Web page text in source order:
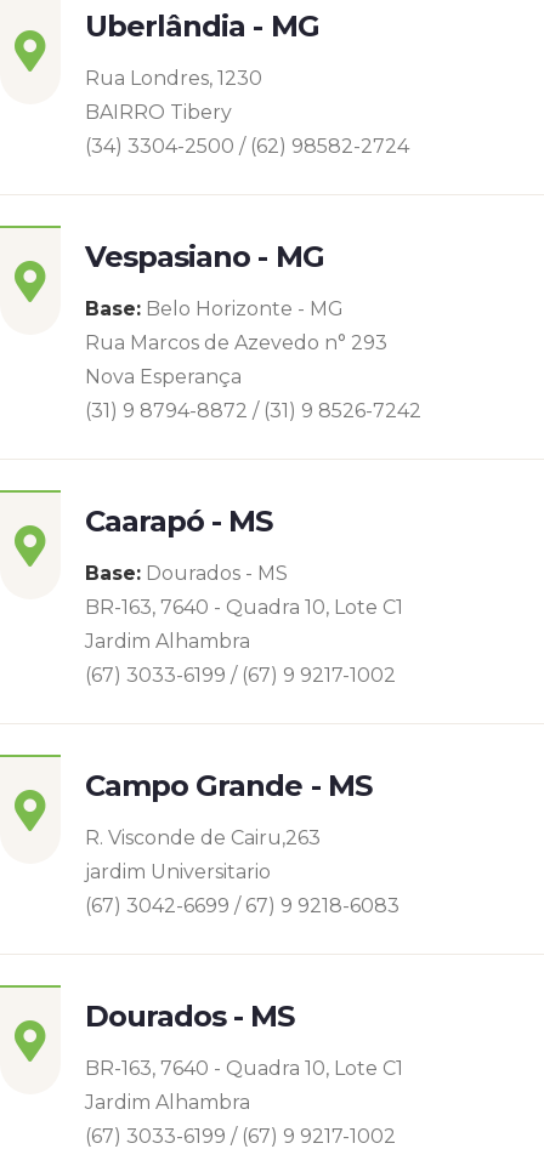
Uberlândia - MG
Rua Londres, 1230
BAIRRO Tibery
(34) 3304-2500 / (62) 98582-2724
Vespasiano - MG
Base: Belo Horizonte - MG
Rua Marcos de Azevedo n° 293
Nova Esperança
(31) 9 8794-8872 / (31) 9 8526-7242
Caarapó - MS
Base: Dourados - MS
BR-163, 7640 - Quadra 10, Lote C1
Jardim Alhambra
(67) 3033-6199 / (67) 9 9217-1002
Campo Grande - MS
R. Visconde de Cairu,263
jardim Universitario
(67) 3042-6699 / 67) 9 9218-6083
Dourados - MS
BR-163, 7640 - Quadra 10, Lote C1
Jardim Alhambra
(67) 3033-6199 / (67) 9 9217-1002